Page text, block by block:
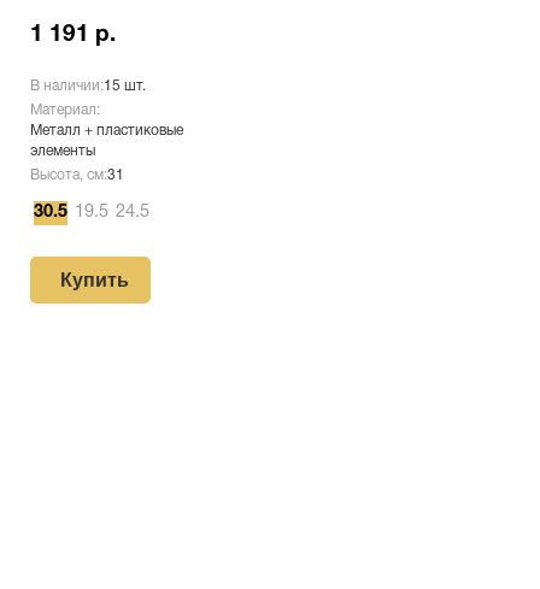
1 191 р.
В наличии:15 шт.
Материал:
Металл + пластиковые
элементы
Высота, см:31
30.5 19.5 24.5
Купить